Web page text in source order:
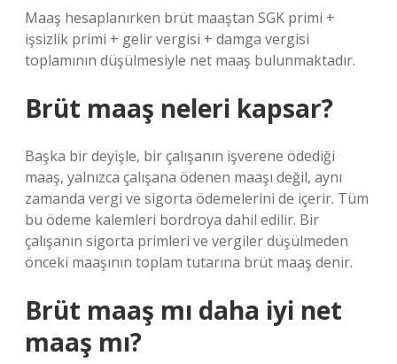
Maaş hesaplanırken brüt maaştan SGK primi +
işsizlik primi + gelir vergisi + damga vergisi
toplamının düşülmesiyle net maaş bulunmaktadır.
Brüt maaş neleri kapsar?
Başka bir deyişle, bir çalışanın işverene ödediği
maaş, yalnızca çalışana ödenen maaşı değil, aynı
zamanda vergi ve sigorta ödemelerini de içerir. Tüm
bu ödeme kalemleri bordroya dahil edilir. Bir
çalışanın sigorta primleri ve vergiler düşülmeden
önceki maaşının toplam tutarına brüt maaş denir.
Brüt maaş mı daha iyi net
maaş mı?